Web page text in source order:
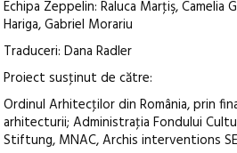
Echipa Zeppelin: Raluca Marţiş, Camelia
Hariga, Gabriel Morariu
Traduceri: Dana Radler
Proiect susţinut de către:
Ordinul Arhitecţilor din România, prin
arhitecturii; Administraţia Fondului
Stiftung, MNAC, Archis interventions